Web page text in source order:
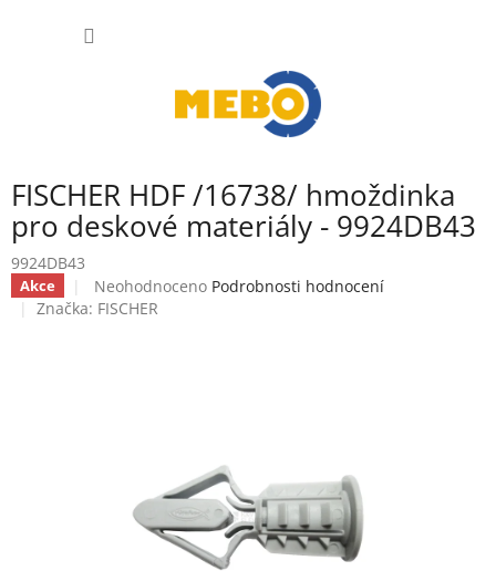
FISCHER HDF /16738/ hmoždinka
pro deskové materiály - 9924DB43
9924DB43
Akce
Průměrné
hodnocení
Neohodnoceno Podrobnosti hodnocení
Značka: FISCHER